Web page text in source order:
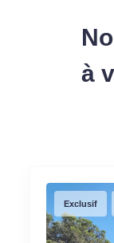
à
Exclusif